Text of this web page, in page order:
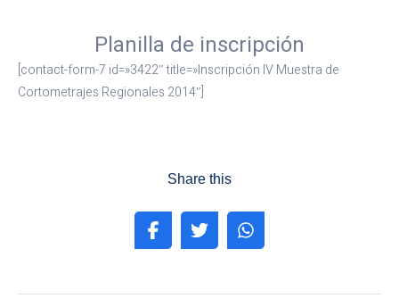
Planilla de inscripción
[contact-form-7 id=»3422″ title=»Inscripción IV Muestra de
Cortometrajes Regionales 2014″]
Share this